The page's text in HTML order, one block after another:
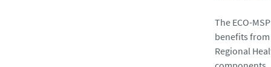
The ECO-
benefits from
Regional